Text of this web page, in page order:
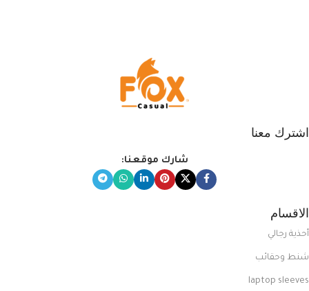
اشترك معنا
شارك موقعنا:
الاقسام
أحذية رجالي
شنط وحقائب
laptop sleeves